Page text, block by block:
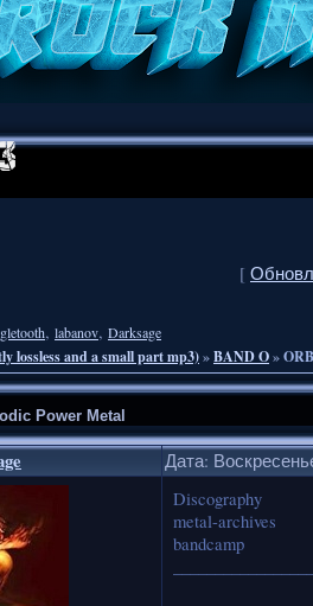
[
, labanov, Darksage
lossless and a small part mp3)»BAND O»
Power Metal
Дата:
Discography
metal-archives
bandcamp